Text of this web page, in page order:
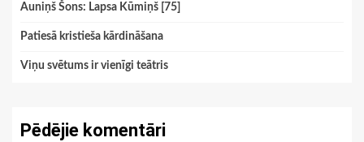
Auniņš Šons: Lapsa Kūmiņš [75]
Patiesā kristieša kārdināšana
Viņu svētums ir vienīgi teātris
Pēdējie komentāri